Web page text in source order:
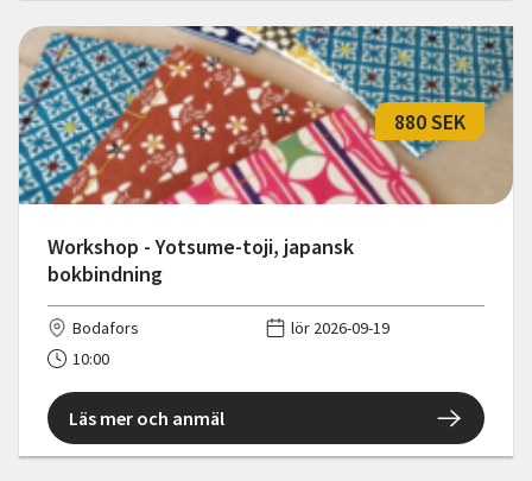
Workshop - Yotsume-toji, japansk
bokbindning
880 SEK
Bodafors
lör 2026-09-19
10:00
Läs mer och anmäl